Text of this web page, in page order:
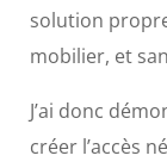
solution
mobilier, et
J’ai donc
créer l’accès